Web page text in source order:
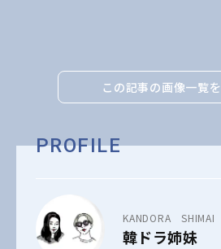
この記事の画像一覧
PROFILE
KANDORA SHIMAI
韓ドラ姉妹